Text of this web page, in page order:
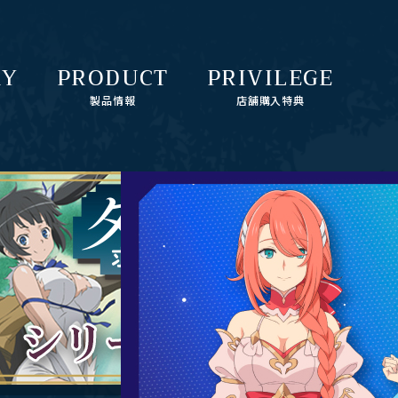
PRODUCT
製品情報
PRIVILEGE
店舗購入特典
2024 Valve Corporation. Steam及びSteamロゴは、米国及
びまたはその他の国のValve Corporationの商標及びまたは登
録商標です。